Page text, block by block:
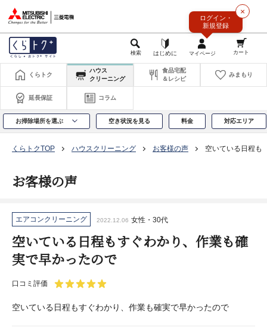
×
ログイン・
新規登録
くらトク
ハウス
クリーニング
食品宅配
＆レシピ
みまもり
延長保証 コラム
お掃除場所を選ぶ 空き状況を見る 料金 対応エリア
くらトクTOP ハウスクリーニング お客様の声 空いている日程も
お客様の声
エアコンクリーニング 2022.12.06 女性・30代
空いている日程もすぐわかり、作業も確
実で早かったので
口コミ評価
空いている日程もすぐわかり、作業も確実で早かったので